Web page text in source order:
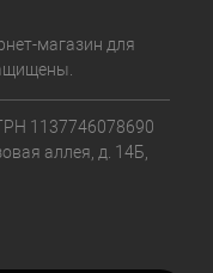
магазин для
1137746078690
аллея, д. 14Б,